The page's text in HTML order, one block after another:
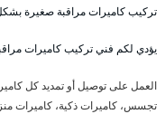
تركيب كاميرات مراقبة صغيرة
يؤدي لكم فني تركيب كاميرات
العمل على توصيل أو تمديد كل
تجسس، كاميرات ذكية، كاميرات